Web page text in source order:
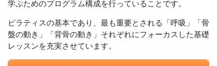
学ぶためのプログラム構成を行っていることです。
ピラティスの基本であり、最も重要とされる「呼吸」「骨
盤の動き」「背骨の動き」それぞれにフォーカスした基礎
レッスンを充実させています。